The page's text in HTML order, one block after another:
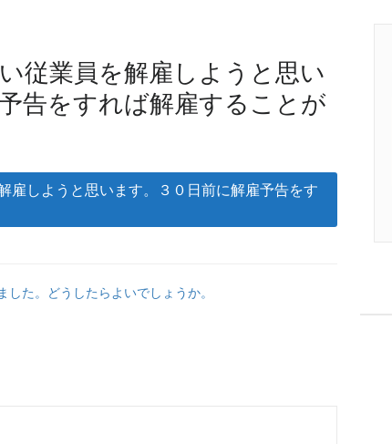
従業員を解雇しようと思い
告をすれば解雇することが
雇しようと思います。３０日前に解雇予告をす
た。どうしたらよいでしょうか。